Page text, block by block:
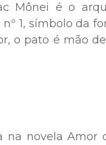
Mônei é o
1, símbolo da
o pato é mão
na novela Amor